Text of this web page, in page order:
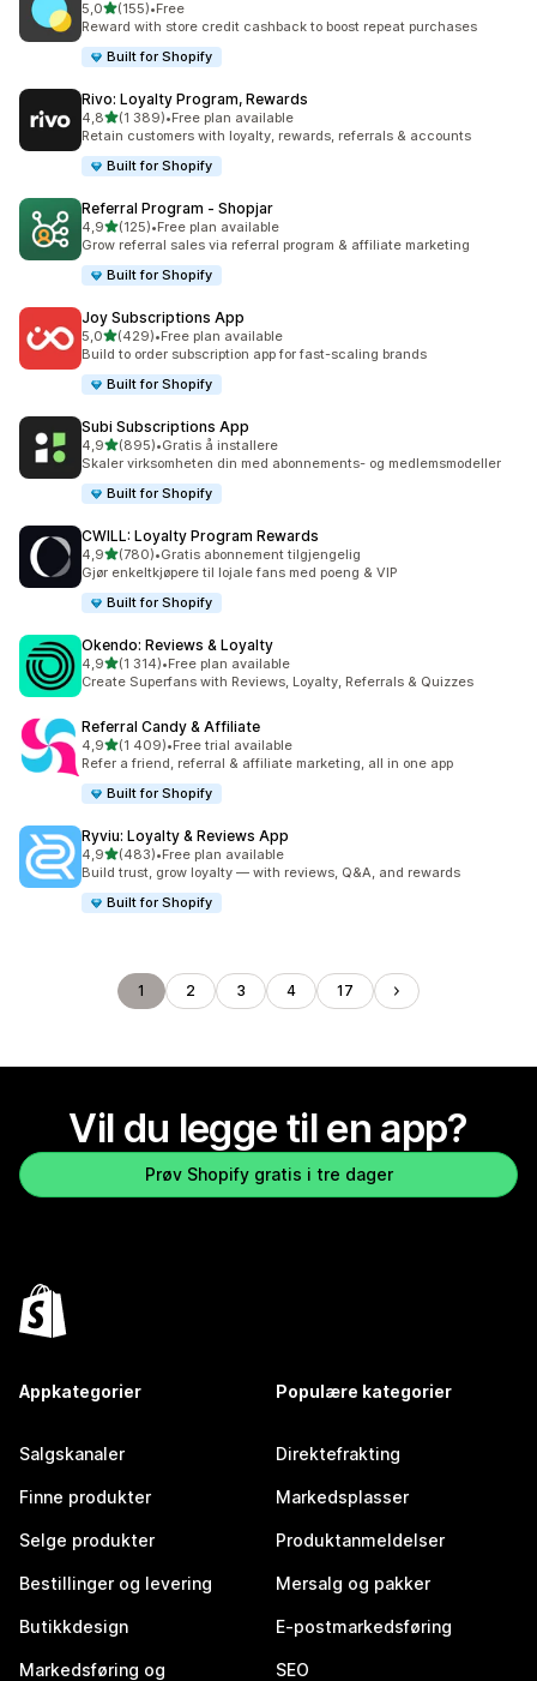
5,0av 5 stjerner
(155)
Totalt 155 omtaler
•Free
Reward with store credit cashback to boost repeat purchases
Built for Shopify
Rivo: Loyalty Program, Rewards
4,8av 5 stjerner
(1 389)
Totalt 1389 omtaler
•Free plan available
Retain customers with loyalty, rewards, referrals & accounts
Built for Shopify
Referral Program ‑ Shopjar
4,9av 5 stjerner
(125)
Totalt 125 omtaler
•Free plan available
Grow referral sales via referral program & affiliate marketing
Built for Shopify
Joy Subscriptions App
5,0av 5 stjerner
(429)
Totalt 429 omtaler
•Free plan available
Build to order subscription app for fast-scaling brands
Built for Shopify
Subi Subscriptions App
4,9av 5 stjerner
(895)
Totalt 895 omtaler
•Gratis å installere
Skaler virksomheten din med abonnements- og medlemsmodeller
Built for Shopify
CWILL: Loyalty Program Rewards
4,9av 5 stjerner
(780)
Totalt 780 omtaler
•Gratis abonnement tilgjengelig
Gjør enkeltkjøpere til lojale fans med poeng & VIP
Built for Shopify
Okendo: Reviews & Loyalty
4,9av 5 stjerner
(1 314)
Totalt 1314 omtaler
•Free plan available
Create Superfans with Reviews, Loyalty, Referrals & Quizzes
Referral Candy & Affiliate
4,9av 5 stjerner
(1 409)
Totalt 1409 omtaler
•Free trial available
Refer a friend, referral & affiliate marketing, all in one app
Built for Shopify
Ryviu: Loyalty & Reviews App
4,9av 5 stjerner
(483)
Totalt 483 omtaler
•Free plan available
Build trust, grow loyalty — with reviews, Q&A, and rewards
Built for Shopify
1 2 3 4 17
Vil du legge til en app?
Prøv Shopify gratis i tre dager
Appkategorier
Salgskanaler
Finne produkter
Selge produkter
Bestillinger og levering
Butikkdesign
Markedsføring og
Populære kategorier
Direktefrakting
Markedsplasser
Produktanmeldelser
Mersalg og pakker
E-postmarkedsføring
SEO